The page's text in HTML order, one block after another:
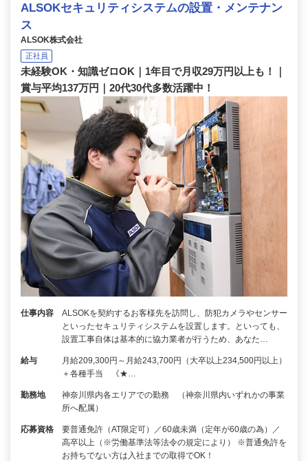
ALSOKセキュリティシステムの設置・メンテナン
ス
ALSOK株式会社
正社員
未経験OK・知識ゼロOK｜1年目で月収29万円以上も！｜
賞与平均137万円｜20代30代多数活躍中！
仕事内容
ALSOKを契約するお客様先を訪問し、防犯カメラやセンサー
といったセキュリティシステムを設置します。といっても、
設置工事自体は基本的に協力業者が行うため、あなた…
給与
月給209,300円～月給243,700円（大卒以上234,500円以上）
＋各種手当 《★…
勤務地
神奈川県内各エリアでの勤務 （神奈川県内いずれかの事業
所へ配属）
応募資格
要普通免許（AT限定可）／60歳未満（定年が60歳の為）／
高卒以上（※労働基準法等法令の規定により） ※普通免許を
お持ちでない方は入社までの取得でOK！